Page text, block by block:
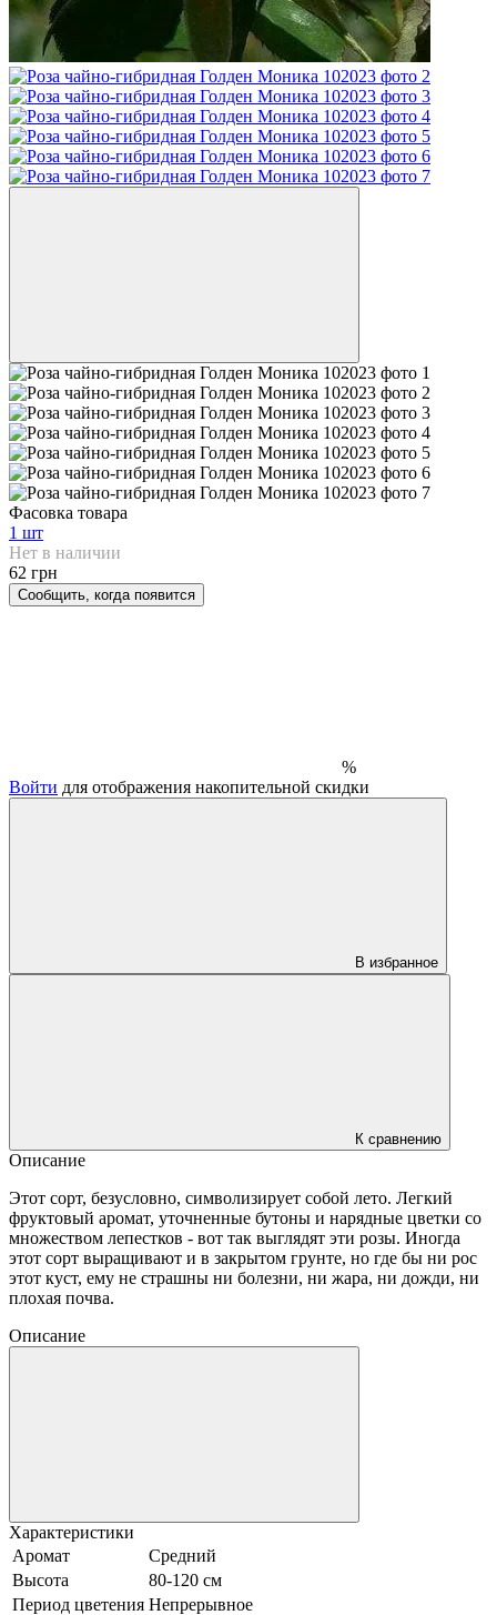
Фасовка товара
1 шт
Нет в наличии
62 грн
Сообщить, когда появится
%
Войти для отображения накопительной скидки
В избранное
К сравнению
Описание
Этот сорт, безусловно, символизирует собой лето. Легкий
фруктовый аромат, уточненные бутоны и нарядные цветки со
множеством лепестков - вот так выглядят эти розы. Иногда
этот сорт выращивают и в закрытом грунте, но где бы ни рос
этот куст, ему не страшны ни болезни, ни жара, ни дожди, ни
плохая почва.
Описание
Характеристики
Аромат
Средний
Высота
80-120 см
Период цветения Непрерывное